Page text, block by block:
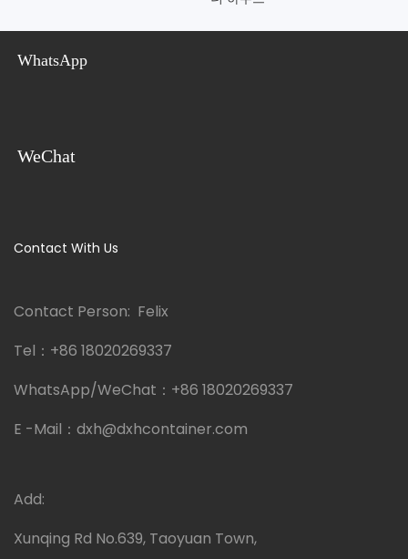
WhatsApp
WeChat
Contact With Us
Contact Person: Felix
Tel： +86 18020269337
WhatsApp/WeChat： +86 18020269337
E -Mail： dxh@dxhcontainer.com
Add:
Xunqing Rd No.639, Taoyuan Town,